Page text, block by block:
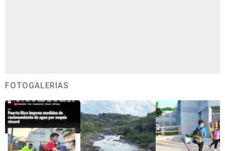
FOTOGALERÍAS